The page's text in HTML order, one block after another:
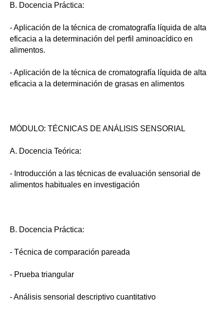
B. Docencia Práctica:
- Aplicación de la técnica de cromatografía líquida de alta
eficacia a la determinación del perfil aminoacídico en
alimentos.
- Aplicación de la técnica de cromatografía líquida de alta
eficacia a la determinación de grasas en alimentos
MÓDULO: TÉCNICAS DE ANÁLISIS SENSORIAL
A. Docencia Teórica:
- Introducción a las técnicas de evaluación sensorial de
alimentos habituales en investigación
B. Docencia Práctica:
- Técnica de comparación pareada
- Prueba triangular
- Análisis sensorial descriptivo cuantitativo